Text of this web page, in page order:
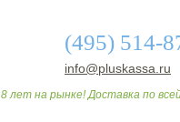
(495) 514-
info@pluskassa.ru
8 лет на рынке! Доставка по